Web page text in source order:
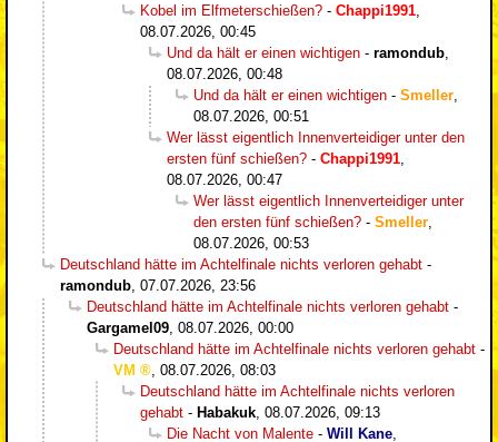
Kobel im Elfmeterschießen? - Chappi1991
08.07.2026, 00:45
Und da hält er einen wichtigen - ramondub
08.07.2026, 00:48
Und da hält er einen wichtigen - Smeller
08.07.2026, 00:51
Wer lässt eigentlich Innenverteidiger unter den
ersten fünf schießen? - Chappi1991
08.07.2026, 00:47
Wer lässt eigentlich Innenverteidiger unter
den ersten fünf schießen? - Smeller
08.07.2026, 00:53
Deutschland hätte im Achtelfinale nichts verloren gehabt -
ramondub 07.07.2026, 23:56
Deutschland hätte im Achtelfinale nichts verloren gehabt -
Gargamel09 08.07.2026, 00:00
Deutschland hätte im Achtelfinale nichts verloren gehabt -
VM
08.07.2026, 08:03
Deutschland hätte im Achtelfinale nichts verloren
gehabt - Habakuk 08.07.2026, 09:13
Die Nacht von Malente - Will Kane